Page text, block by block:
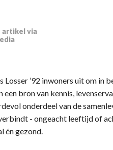
artikel via
’92 inwoners uit om in
bron van kennis,
onderdeel van de
- ongeacht leeftijd of
én gezond.